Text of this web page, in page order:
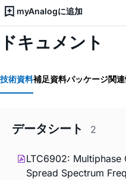
myAnalogに追加
ドキュメント
技術資料補足資料パッケージ関
データシート 2
LTC6902: Multiphase
Spread Spectrum